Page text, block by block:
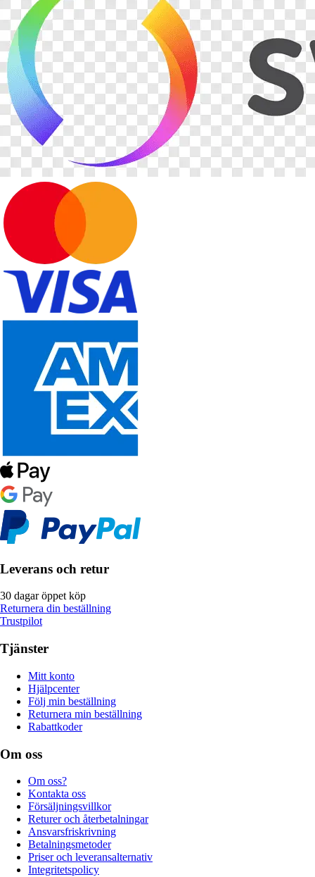
Leverans och retur
30 dagar öppet köp
Returnera din beställning
Trustpilot
Tjänster
Mitt konto
Hjälpcenter
Följ min beställning
Returnera min beställning
Rabattkoder
Om oss
Om oss?
Kontakta oss
Försäljningsvillkor
Returer och återbetalningar
Ansvarsfriskrivning
Betalningsmetoder
Priser och leveransalternativ
Integritetspolicy